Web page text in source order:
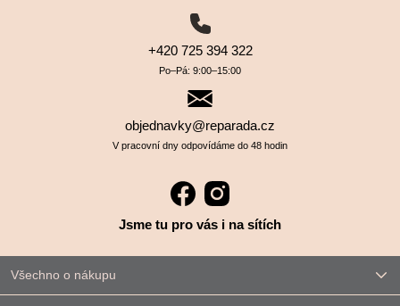
+420 725 394 322
Po–⁠⁠⁠⁠⁠⁠Pá: 9:00–⁠⁠⁠⁠⁠⁠15:00
objednavky@reparada.cz
V pracovní dny odpovídáme do 48 hodin
Jsme tu pro vás i na sítích
Všechno o nákupu